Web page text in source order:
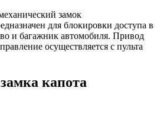
замок
для блокировки доступа в
и багажник автомобиля. Привод
осуществляется с пульта
капота